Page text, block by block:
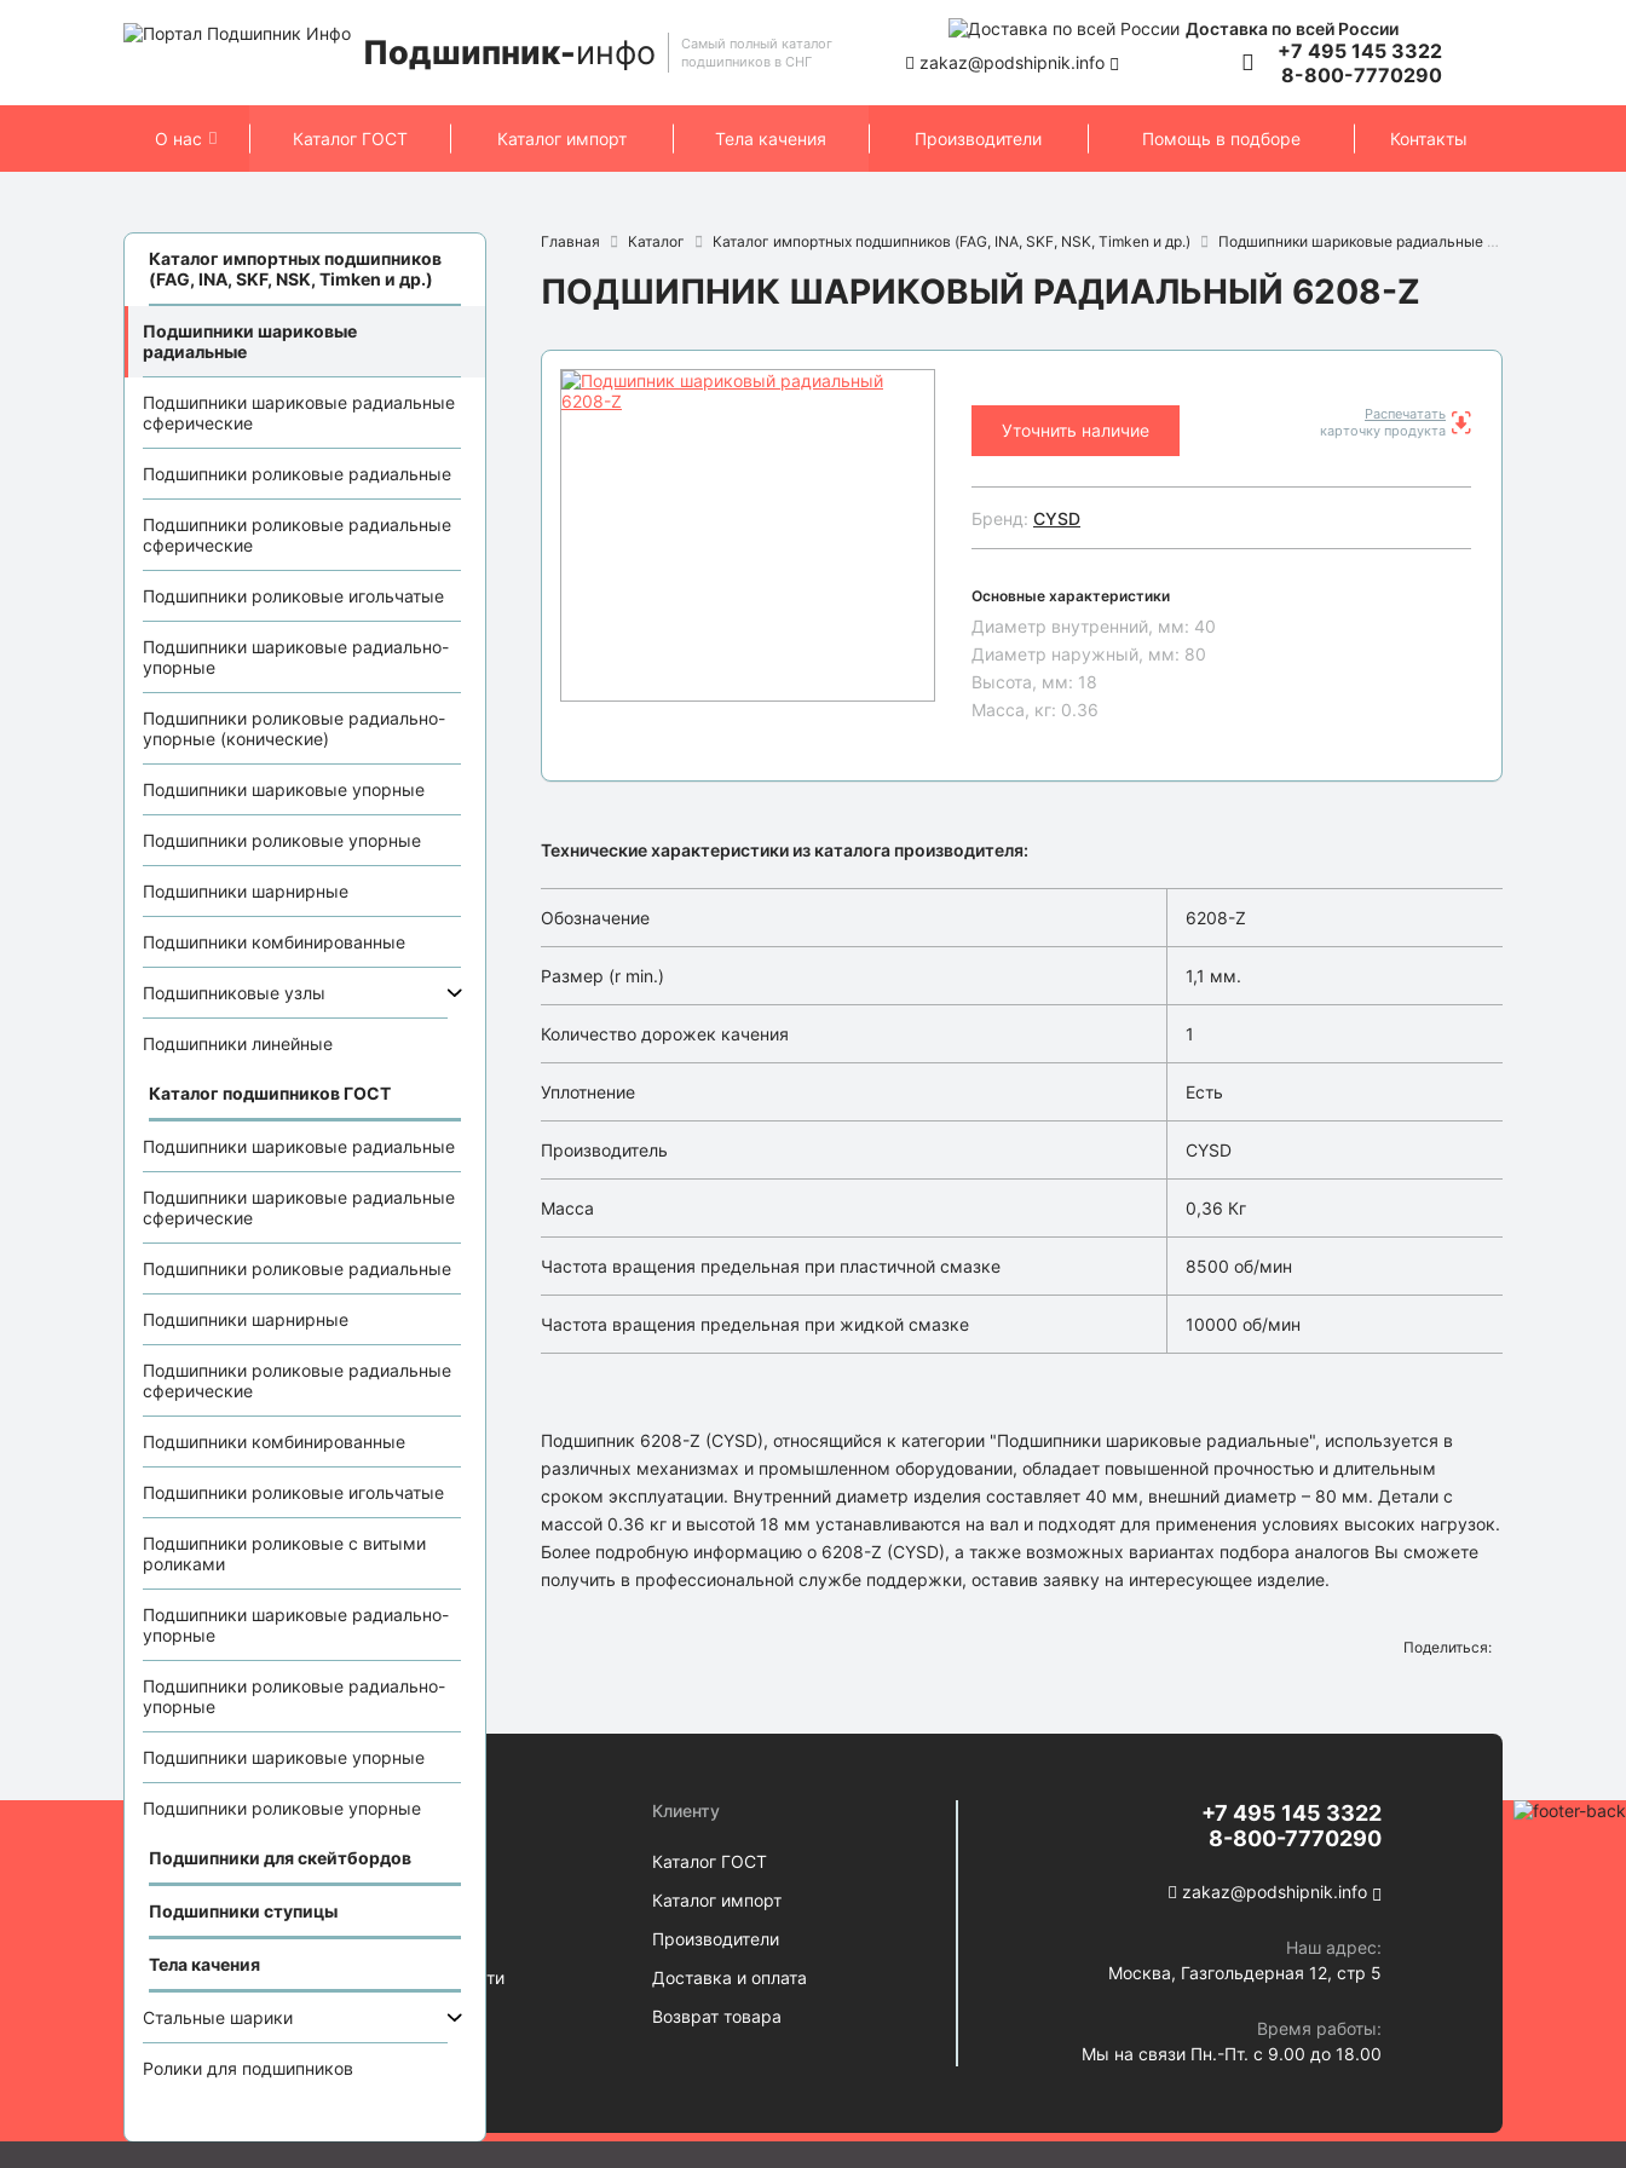
Подшипник-инфо
Самый полный каталог
подшипников в СНГ
Доставка по всей России
zakaz@podshipnik.info
+7 495 145 3322
8-800-7770290
О нас Каталог ГОСТ Каталог импорт Тела качения Производители Помощь в подборе Контакты
Каталог импортных подшипников
(FAG, INA, SKF, NSK, Timken и др.)
Подшипники шариковые
радиальные
Подшипники шариковые радиальные
сферические
Подшипники роликовые радиальные
Подшипники роликовые радиальные
сферические
Подшипники роликовые игольчатые
Подшипники шариковые радиально-
упорные
Подшипники роликовые радиально-
упорные (конические)
Подшипники шариковые упорные
Подшипники роликовые упорные
Подшипники шарнирные
Подшипники комбинированные
Подшипниковые узлы
Подшипники линейные
Каталог подшипников ГОСТ
Подшипники шариковые радиальные
Подшипники шариковые радиальные
сферические
Подшипники роликовые радиальные
Подшипники шарнирные
Подшипники роликовые радиальные
сферические
Подшипники комбинированные
Подшипники роликовые игольчатые
Подшипники роликовые с витыми
роликами
Подшипники шариковые радиально-
упорные
Подшипники роликовые радиально-
упорные
Подшипники шариковые упорные
Подшипники роликовые упорные
Подшипники для скейтбордов
Подшипники ступицы
Тела качения
Стальные шарики
Ролики для подшипников
Главная Каталог Каталог импортных подшипников (FAG, INA, SKF, NSK, Timken и др.) Подшипники шариковые радиальные
ПОДШИПНИК ШАРИКОВЫЙ РАДИАЛЬНЫЙ 6208-Z
Уточнить наличие
Распечатать
карточку продукта
Бренд: CYSD
Основные характеристики
Диаметр внутренний, мм: 40
Диаметр наружный, мм: 80
Высота, мм: 18
Масса, кг: 0.36
Технические характеристики из каталога производителя:
Обозначение 6208-Z
Размер (r min.) 1,1 мм.
Количество дорожек качения 1
Уплотнение Есть
Производитель CYSD
Масса 0,36 Кг
Частота вращения предельная при пластичной смазке 8500 об/мин
Частота вращения предельная при жидкой смазке 10000 об/мин
Подшипник 6208-Z (CYSD), относящийся к категории "Подшипники шариковые радиальные", используется в
различных механизмах и промышленном оборудовании, обладает повышенной прочностью и длительным
сроком эксплуатации. Внутренний диаметр изделия составляет 40 мм, внешний диаметр – 80 мм. Детали с
массой 0.36 кг и высотой 18 мм устанавливаются на вал и подходят для применения условиях высоких нагрузок.
Более подробную информацию о 6208-Z (CYSD), а также возможных вариантах подбора аналогов Вы сможете
получить в профессиональной службе поддержки, оставив заявку на интересующее изделие.
Поделиться:
Информация
Отзывы
Контакты
Политика конфиденциальности
Клиенту
Каталог ГОСТ
Каталог импорт
Производители
Доставка и оплата
Возврат товара
+7 495 145 3322
8-800-7770290
zakaz@podshipnik.info
Наш адрес:
Москва, Газгольдерная 12, стр 5
Время работы:
Мы на связи Пн.-Пт. с 9.00 до 18.00